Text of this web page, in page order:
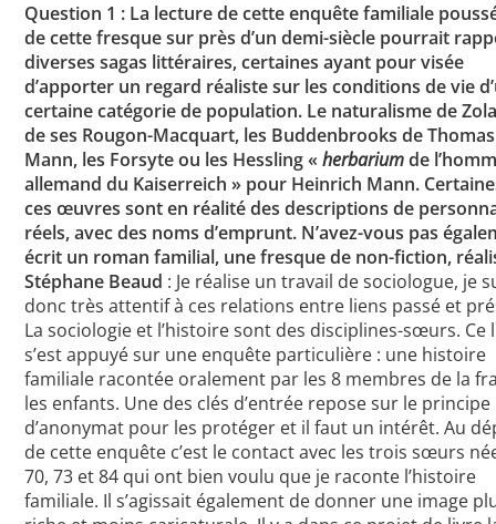
Question 1 : La lecture de cette enquête familiale
de cette fresque sur près d’un demi-siècle pourrait
diverses sagas littéraires, certaines ayant pour visée
d’apporter un regard réaliste sur les conditions de vie
certaine catégorie de population. Le naturalisme de
de ses Rougon-Macquart, les Buddenbrooks de Thomas
Mann, les Forsyte ou les Hessling «herbariumde
allemand du Kaiserreich » pour Heinrich Mann.
ces œuvres sont en réalité des descriptions de
réels, avec des noms d’emprunt. N’avez-vous pas
écrit un roman familial, une fresque de non-fiction,
Stéphane Beaud : Je réalise un travail de sociologue, je
donc très attentif à ces relations entre liens passé et
La sociologie et l’histoire sont des disciplines-sœurs. Ce
s’est appuyé sur une enquête particulière : une histoire
familiale racontée oralement par les 8 membres de la
les enfants. Une des clés d’entrée repose sur le principe
d’anonymat pour les protéger et il faut un intérêt. Au
de cette enquête c’est le contact avec les trois sœurs
70, 73 et 84 qui ont bien voulu que je raconte l’histoire
familiale. Il s’agissait également de donner une image